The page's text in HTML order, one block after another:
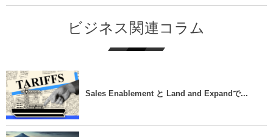
ビジネス関連コラム
Sales Enablement と Land and Expandで...